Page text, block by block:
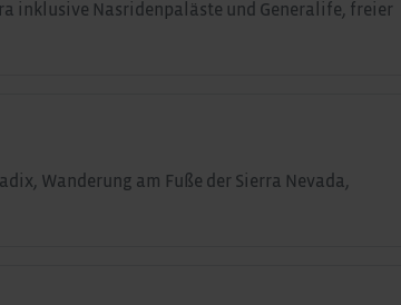
inklusive Nasridenpaläste und Generalife, freier
Wanderung am Fuße der Sierra Nevada,